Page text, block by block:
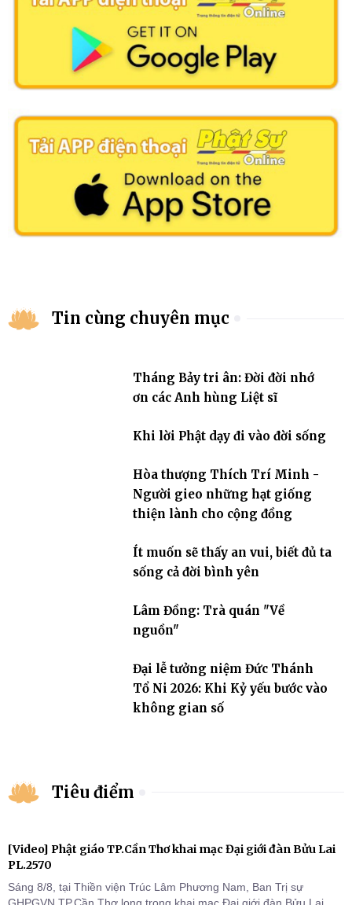
Tin cùng chuyên mục
Tháng Bảy tri ân: Đời đời nhớ
ơn các Anh hùng Liệt sĩ
Khi lời Phật dạy đi vào đời sống
Hòa thượng Thích Trí Minh -
Người gieo những hạt giống
thiện lành cho cộng đồng
Ít muốn sẽ thấy an vui, biết đủ ta
sống cả đời bình yên
Lâm Đồng: Trà quán "Về
nguồn"
Đại lễ tưởng niệm Đức Thánh
Tổ Ni 2026: Khi Kỷ yếu bước vào
không gian số
Tiêu điểm
[Video] Phật giáo TP.Cần Thơ khai mạc Đại giới đàn Bửu Lai
PL.2570
Sáng 8/8, tại Thiền viện Trúc Lâm Phương Nam, Ban Trị sự